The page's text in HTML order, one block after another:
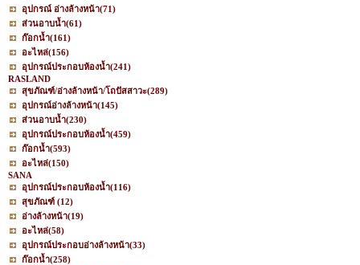
อุปกรณ์ อ่างล้างหน้า(71)
ส่วนอาบน้ำ(61)
ก๊อกน้ำ(161)
อะไหล่(156)
อุปกรณ์ประกอบห้องน้ำ(241)
RASLAND
สุขภัณฑ์/อ่างล้างหน้า/โถปัสสาวะ(289)
อุปกรณ์อ่างล้างหน้า(145)
ส่วนอาบน้ำ(230)
อุปกรณ์ประกอบห้องน้ำ(459)
ก๊อกน้ำ(593)
อะไหล่(150)
SANA
อุปกรณ์ประกอบห้องน้ำ(116)
สุขภัณฑ์ (12)
อ่างล้างหน้า(19)
อะไหล่(58)
อุปกรณ์ประกอบอ่างล้างหน้า(33)
ก๊อกน้ำ(258)